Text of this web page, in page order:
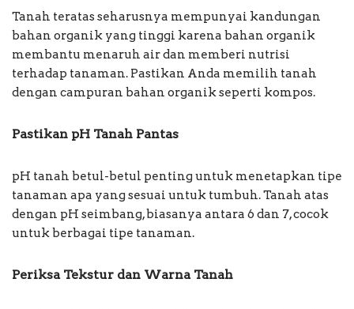
Tanah teratas seharusnya mempunyai kandungan
bahan organik yang tinggi karena bahan organik
membantu menaruh air dan memberi nutrisi
terhadap tanaman. Pastikan Anda memilih tanah
dengan campuran bahan organik seperti kompos.
Pastikan pH Tanah Pantas
pH tanah betul-betul penting untuk menetapkan tipe
tanaman apa yang sesuai untuk tumbuh. Tanah atas
dengan pH seimbang, biasanya antara 6 dan 7, cocok
untuk berbagai tipe tanaman.
Periksa Tekstur dan Warna Tanah